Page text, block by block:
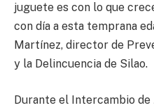
juguete es con lo que
con día a esta temprana
Martínez, director de
y la Delincuencia de Silao.
Durante el Intercambio de